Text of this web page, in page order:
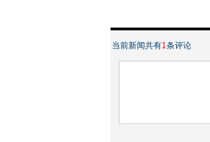
当前新闻共有1条评论